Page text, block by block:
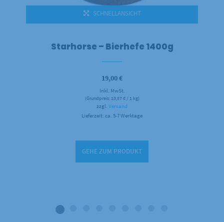
SCHNELLANSICHT
Starhorse – Bierhefe 1400g
19,00€
Inkl. MwSt.
(Grundpreis: 13,57 €/ 1 kg)
zzgl.Versand
Lieferzeit: ca. 5-7 Werktage
GEHE ZUM PRODUKT